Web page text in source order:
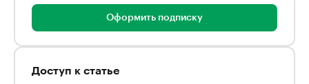
Оформить подписку
Доступ к статье